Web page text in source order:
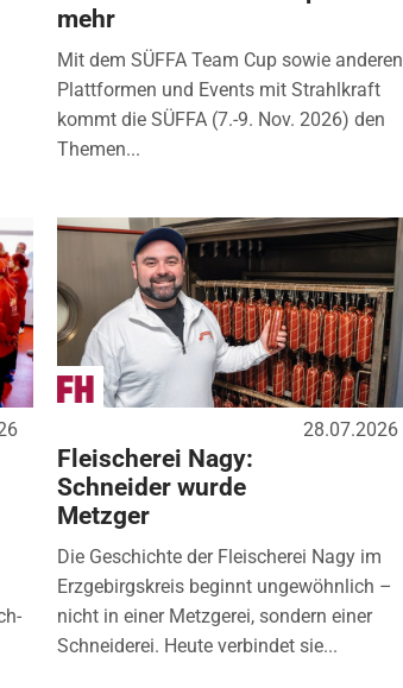
mehr
Mit dem SÜFFA Team Cup sowie anderen
Plattformen und Events mit Strahlkraft
kommt die SÜFFA (7.-9. Nov. 2026) den
Themen...
28.07.2026
Fleischerei Nagy:
Schneider wurde
Metzger
Die Geschichte der Fleischerei Nagy im
Erzgebirgskreis beginnt ungewöhnlich –
nicht in einer Metzgerei, sondern einer
Schneiderei. Heute verbindet sie...